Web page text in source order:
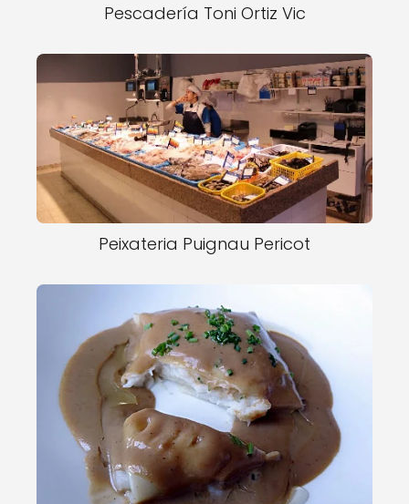
Pescadería Toni Ortiz Vic
Peixateria Puignau Pericot